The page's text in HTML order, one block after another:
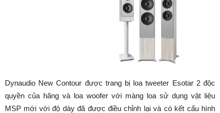
Dynaudio New Contour được trang bị loa tweeter Esotar 2 độc
quyền của hãng và loa woofer với màng loa sử dụng vật liệu
MSP mới với độ dày đã được điều chỉnh lại và có kết cấu hình